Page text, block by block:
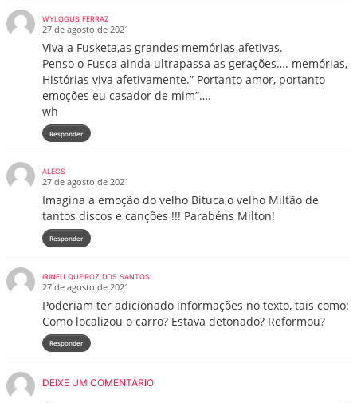
WYLOGUS FERRAZ
27 de agosto de 2021
Viva a Fusketa,as grandes memórias afetivas.
Penso o Fusca ainda ultrapassa as gerações…. memórias,
Histórias viva afetivamente.” Portanto amor, portanto
emoções eu casador de mim”….
wh
Responder
ALECS
27 de agosto de 2021
Imagina a emoção do velho Bituca,o velho Miltão de
tantos discos e canções !!! Parabéns Milton!
Responder
IRINEU QUEIROZ DOS SANTOS
27 de agosto de 2021
Poderiam ter adicionado informações no texto, tais como:
Como localizou o carro? Estava detonado? Reformou?
Responder
DEIXE UM COMENTÁRIO